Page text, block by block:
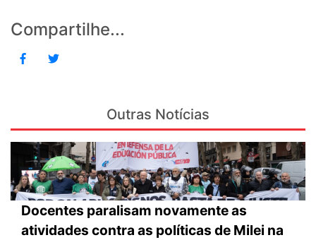
Compartilhe...
Outras Notícias
Docentes paralisam novamente as
atividades contra as políticas de Milei na